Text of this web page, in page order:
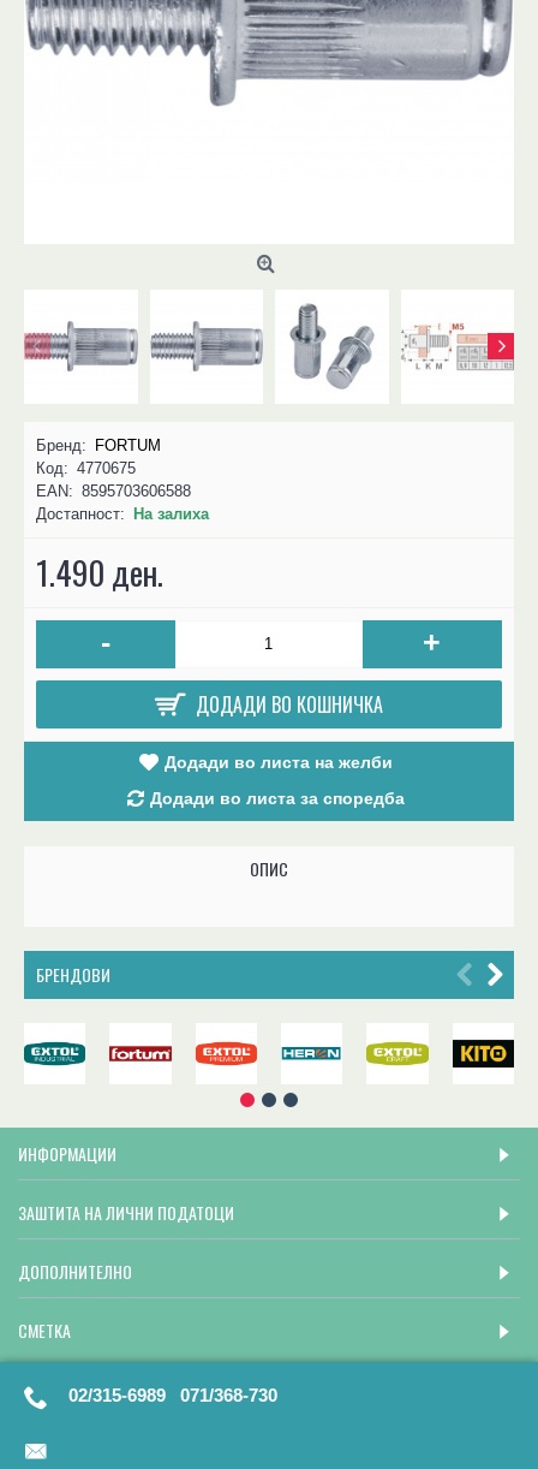
Бренд: FORTUM
Код: 4770675
EAN: 8595703606588
Достапност: На залиха
1.490 ден.
- +
ДОДАДИ ВО КОШНИЧКА
Додади во листа на желби
Додади во листа за споредба
ОПИС
БРЕНДОВИ
ИНФОРМАЦИИ
ЗАШТИТА НА ЛИЧНИ ПОДАТОЦИ
ДОПОЛНИТЕЛНО
СМЕТКА
02/315-6989 071/368-730